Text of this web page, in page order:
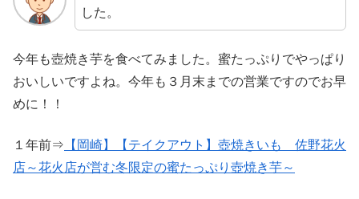
した。
今年も壺焼き芋を食べてみました。蜜たっぷりでやっぱり
おいしいですよね。今年も３月末までの営業ですのでお早
めに！！
１年前⇒ 【岡崎】【テイクアウト】壺焼きいも 佐野花火
店～花火店が営む冬限定の蜜たっぷり壺焼き芋～